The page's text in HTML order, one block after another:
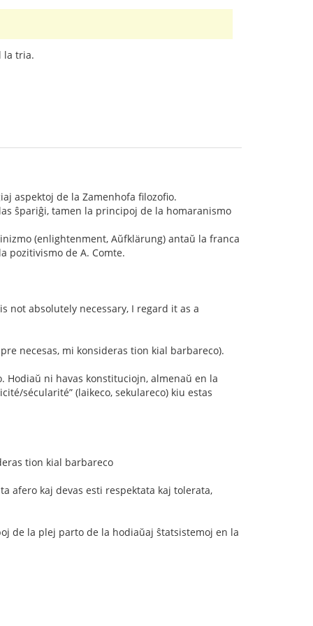
la tria.
aspektoj de la Zamenhofa filozofio.
ŝpariĝi, tamen la principoj de la homaranismo
(enlightenment, Aŭfklärung) antaŭ la franca
pozitivismo de A. Comte.
not absolutely necessary, I regard it as a
necesas, mi konsideras tion kial barbareco).
Hodiaŭ ni havas konstituciojn, almenaŭ en la
sécularité” (laikeco, sekulareco) kiu estas
tion kial barbareco
afero kaj devas esti respektata kaj tolerata,
de la plej parto de la hodiaŭaj ŝtatsistemoj en la